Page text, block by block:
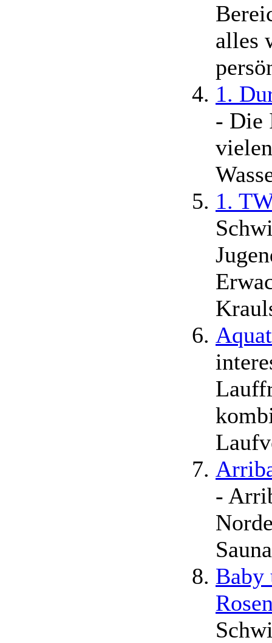
alles
1.
- Die
1.
-
Baby